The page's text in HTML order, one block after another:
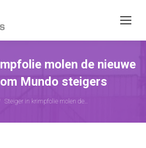
molen de nieuwe
Mundo steigers
hier:
Steiger in krimpfolie molen de…